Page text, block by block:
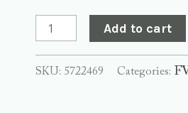
Add to cart
SKU: 5722469 Categories: